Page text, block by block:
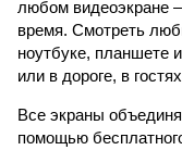
любом видеоэкране
время. Смотреть
ноутбуке, планшете
или в дороге, в
Все экраны
помощью